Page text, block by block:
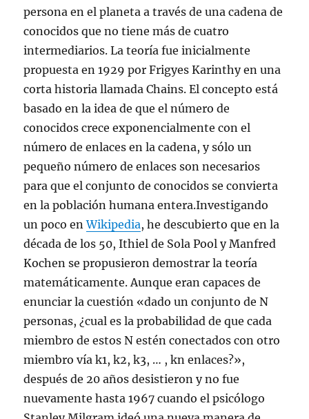
persona en el planeta a través de una cadena de
conocidos que no tiene más de cuatro
intermediarios. La teoría fue inicialmente
propuesta en 1929 por Frigyes Karinthy en una
corta historia llamada Chains. El concepto está
basado en la idea de que el número de
conocidos crece exponencialmente con el
número de enlaces en la cadena, y sólo un
pequeño número de enlaces son necesarios
para que el conjunto de conocidos se convierta
en la población humana entera.Investigando
un poco enWikipedia, he descubierto que en la
década de los 50, Ithiel de Sola Pool y Manfred
Kochen se propusieron demostrar la teoría
matemáticamente. Aunque eran capaces de
enunciar la cuestión «dado un conjunto de N
personas, ¿cual es la probabilidad de que cada
miembro de estos N estén conectados con otro
miembro vía k1, k2, k3, … , kn enlaces?»,
después de 20 años desistieron y no fue
nuevamente hasta 1967 cuando el psicólogo